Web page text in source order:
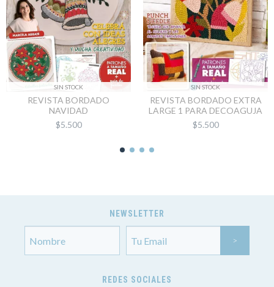
SIN STOCK
REVISTA BORDADO
NAVIDAD
$5.500
SIN STOCK
REVISTA BORDADO EXTRA
LARGE 1 PARA DECOAGUJA
$5.500
NEWSLETTER
REDES SOCIALES